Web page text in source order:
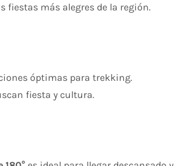
fiestas más alegres de la región.
óptimas para trekking.
fiesta y cultura.